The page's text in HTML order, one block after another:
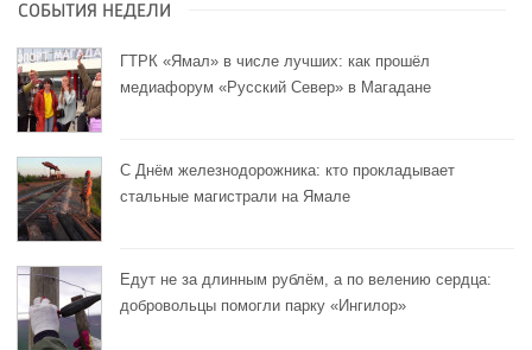
СОБЫТИЯ НЕДЕЛИ
ГТРК «Ямал» в числе лучших: как прошёл
медиафорум «Русский Север» в Магадане
С Днём железнодорожника: кто прокладывает
стальные магистрали на Ямале
Едут не за длинным рублём, а по велению сердца:
добровольцы помогли парку «Ингилор»